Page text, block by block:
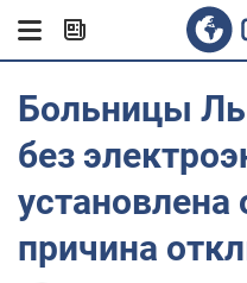
Больницы
без
причина